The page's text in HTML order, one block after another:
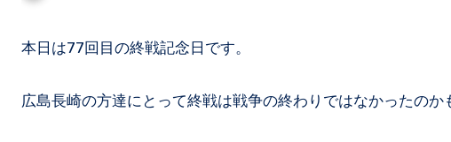
本日は77回目の終戦記念日です。
広島長崎の方達にとって終戦は戦争の終わりではなかったのか